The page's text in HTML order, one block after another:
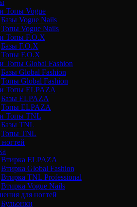
Топы Vogue
Базы Vogue Nails
Топы Vogue Nails
Топы F.O.X
Базы F.O.X
Топы F.O.X
Топы Global Fashion
Базы Global Fashion
Топы Global Fashion
Топы ELPAZA
Базы ELPAZA
Топы ELPAZA
Топы TNL
Базы TNL
Топы TNL
Втирка ELPAZA
Втирка Global Fashion
Втирка TNL Professional
Втирка Vogue Nails
для ногтей
Бульонки